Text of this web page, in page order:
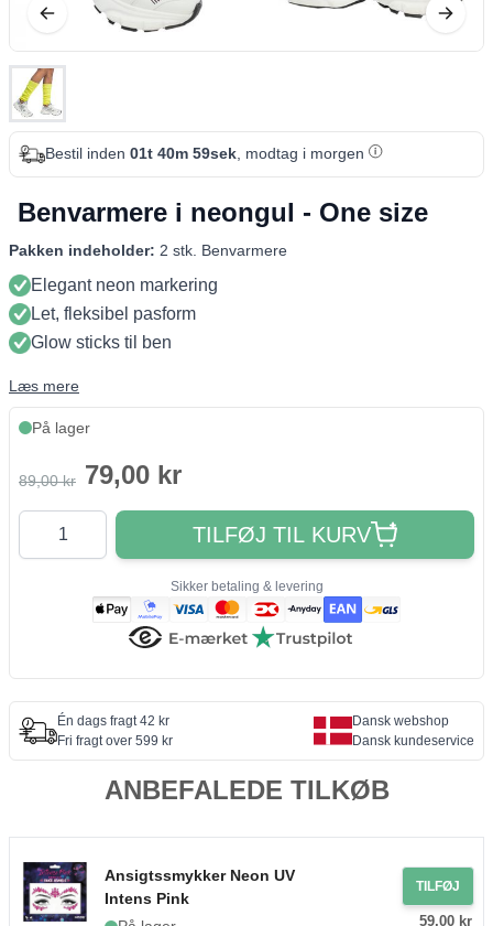
Bestil inden 01t 40m 58sek, modtag i morgen
Benvarmere i neongul - One size
Pakken indeholder: 2 stk. Benvarmere
Elegant neon markering
Let, fleksibel pasform
Glow sticks til ben
Læs mere
På lager
89,00 kr 79,00 kr
Antal
TILFØJ TIL KURV
Sikker betaling & levering
Én dags fragt 42 kr
Fri fragt over 599 kr
Dansk webshop
Dansk kundeservice
ANBEFALEDE TILKØB
Ansigtssmykker Neon UV
Intens Pink
TILFØJ
59,00 kr